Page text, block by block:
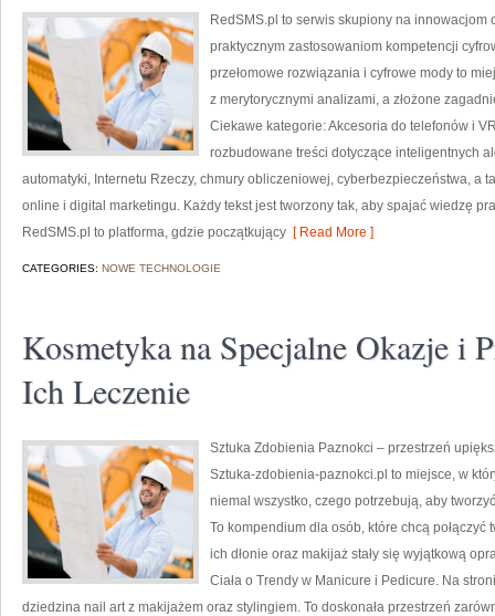
RedSMS.pl to serwis skupiony na
praktycznym zastosowaniom kompetencji
przełomowe rozwiązania i cyfrowe mody to
z merytorycznymi analizami, a złożone
Ciekawe kategorie: Akcesoria do telefonów i
rozbudowane treści dotyczące inteligentnych
automatyki, Internetu Rzeczy, chmury obliczeniowej, cyberbezpieczeństwa, a
online i digital marketingu. Każdy tekst jest tworzony tak, aby spajać wiedzę
RedSMS.pl to platforma, gdzie początkujący [ Read More ]
CATEGORIES: NOWE TECHNOLOGIE
Kosmetyka na Specjalne Okazje i
Ich Leczenie
Sztuka Zdobienia Paznokci – przestrzeń
Sztuka-zdobienia-paznokci.pl to miejsce, w
niemal wszystko, czego potrzebują, aby
To kompendium dla osób, które chcą
ich dłonie oraz makijaż stały się wyjątkową
Ciała o Trendy w Manicure i Pedicure. Na
dziedzina nail art z makijażem oraz stylingiem. To doskonała przestrzeń